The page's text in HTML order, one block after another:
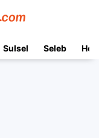
Sulsel Seleb Hot